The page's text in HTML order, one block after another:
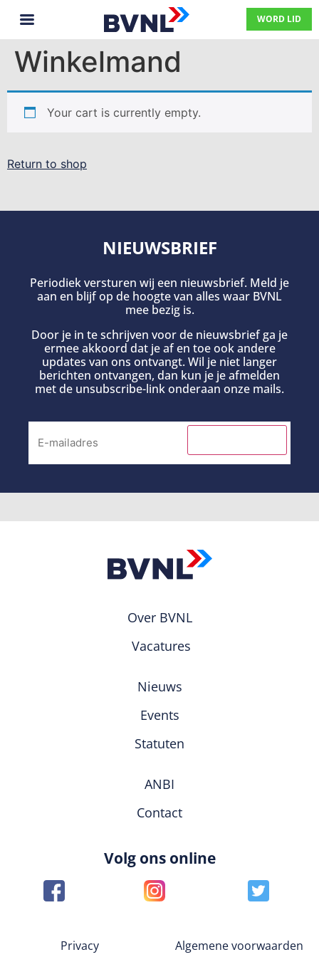
WORD LID
Winkelmand
Your cart is currently empty.
Return to shop
NIEUWSBRIEF
Periodiek versturen wij een nieuwsbrief. Meld je
aan en blijf op de hoogte van alles waar BVNL
mee bezig is.
Door je in te schrijven voor de nieuwsbrief ga je
ermee akkoord dat je af en toe ook andere
updates van ons ontvangt. Wil je niet langer
berichten ontvangen, dan kun je je afmelden
met de unsubscribe-link onderaan onze mails.
Over BVNL
Vacatures
Nieuws
Events
Statuten
ANBI
Contact
Volg ons online
Privacy Algemene voorwaarden